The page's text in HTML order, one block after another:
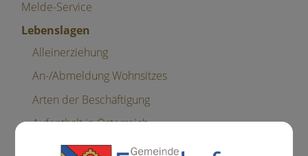
Melde-Service
Lebenslagen
Alleinerziehung
An-/Abmeldung Wohnsitzes
Arten der Beschäftigung
Aufenthalt in Österreich
Bauen